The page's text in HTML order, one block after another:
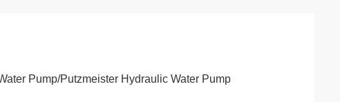
Pump/Putzmeister Hydraulic Water Pump